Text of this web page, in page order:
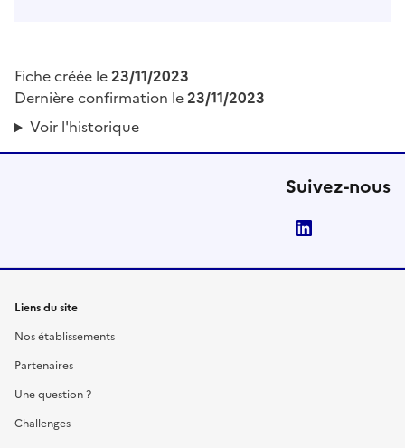
Fiche créée le23/11/2023
Dernière confirmation le23/11/2023
Voir l'historique
Suivez-nous
Liens du site
Nos établissements
Partenaires
Une question ?
Challenges